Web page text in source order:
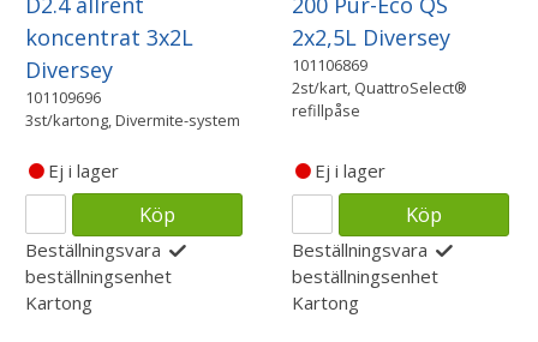
koncentrat 3x2L
Diversey
101109696
3st/kartong, Divermite-system
Ej i lager
Köp
Beställningsvara
beställningsenhet
Kartong
2x2,5L Diversey
101106869
2st/kart, QuattroSelect®
refillpåse
Ej i lager
Köp
Beställningsvara
beställningsenhet
Kartong